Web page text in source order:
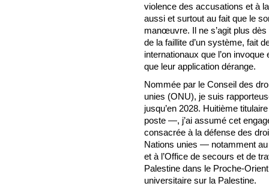
violence des accusations et à
aussi et surtout au fait que le
manœuvre. Il ne s’agit plus
de la faillite d’un système, fait
internationaux que l’on
que leur application dérange.
Nommée par le Conseil des
unies (ONU), je suis
jusqu’en 2028. Huitième
poste —, j’ai assumé cet
consacrée à la défense des
Nations unies — notamment
et à l’Office de secours et de
Palestine dans le Proche-
universitaire sur la Palestine.